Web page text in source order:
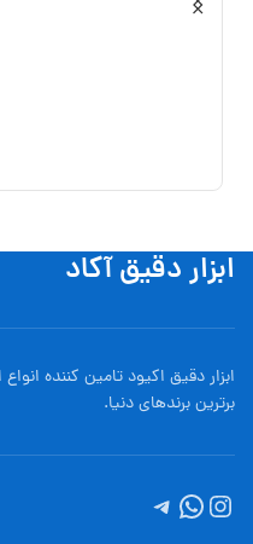
ابزار دقیق آکاد
ابزار دقیق اکیود تامین کننده
برترین برندهای دنیا.